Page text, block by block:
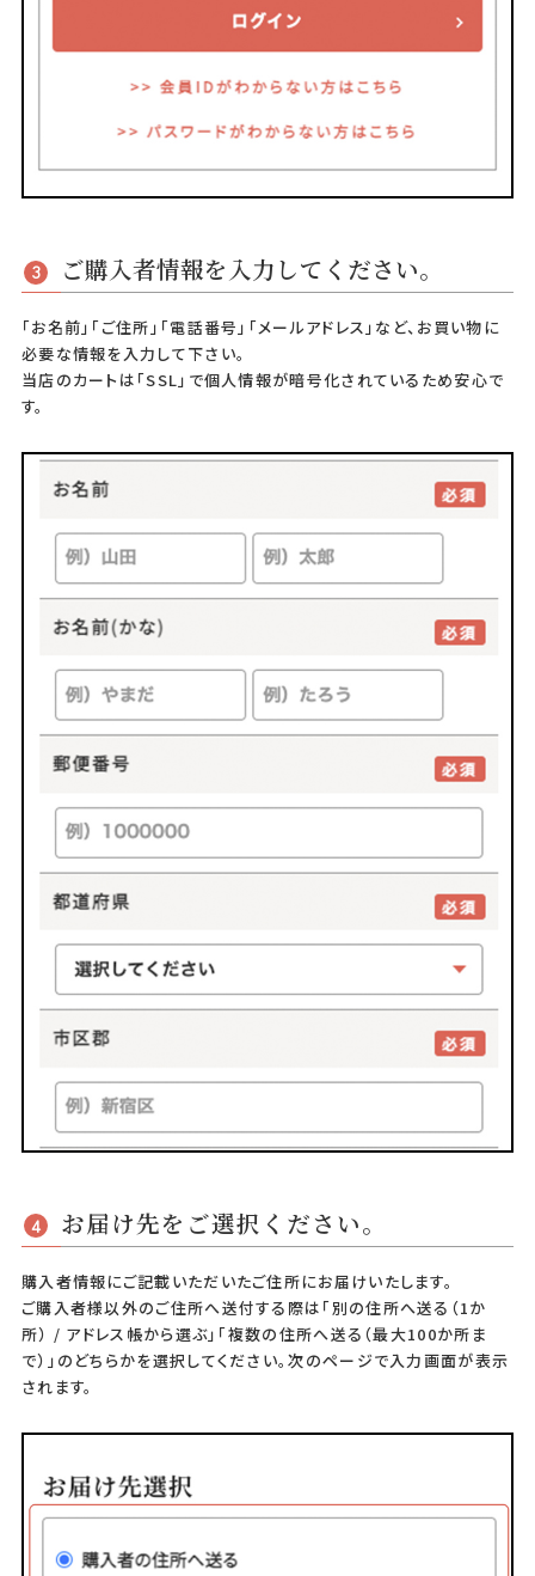
3 ご購入者情報を入力してください。
「お名前」「ご住所」「電話番号」「メールアドレス」など、お買い物に
必要な情報を入力して下さい。
当店のカートは「SSL」で個人情報が暗号化されているため安心で
す。
4 お届け先をご選択ください。
購入者情報にご記載いただいたご住所にお届けいたします。
ご購入者様以外のご住所へ送付する際は 「別の住所へ送る（1か
所） / アドレス帳から選ぶ」 「複数の住所へ送る（最大100か所ま
で）」 のどちらかを選択してください。次のページで入力画面が表示
されます。